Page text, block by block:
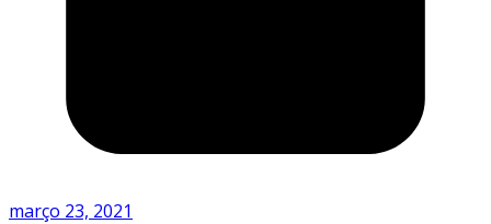
março 23, 2021